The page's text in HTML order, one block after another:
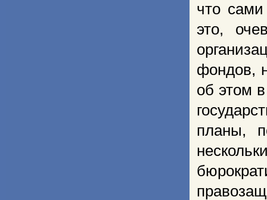
что
это,
фондов,
об этом
планы,